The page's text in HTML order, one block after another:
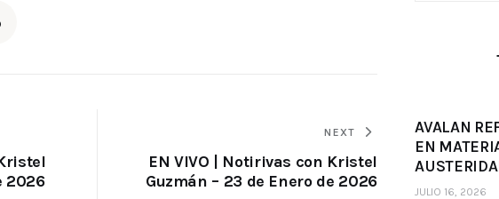
2026
NEXT
EN VIVO | Notirivas con Kristel
Guzmán – 23 de Enero de 2026
AVALAN
EN
JULIO 16, 2026